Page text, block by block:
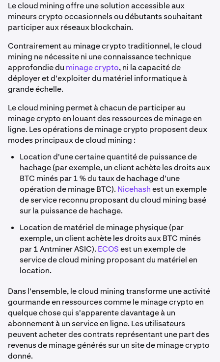
Le cloud mining offre une solution accessible aux
mineurs crypto occasionnels ou débutants souhaitant
participer aux réseaux blockchain.
Contrairement au minage crypto traditionnel, le cloud
mining ne nécessite ni une connaissance technique
approfondie du minage crypto, ni la capacité de
déployer et d'exploiter du matériel informatique à
grande échelle.
Le cloud mining permet à chacun de participer au
minage crypto en louant des ressources de minage en
ligne. Les opérations de minage crypto proposent deux
modes principaux de cloud mining :
Location d'une certaine quantité de puissance de
hachage (par exemple, un client achète les droits aux
BTC minés par 1 % du taux de hachage d'une
opération de minage BTC). Nicehashest un exemple
de service reconnu proposant du cloud mining basé
sur la puissance de hachage.
Location de matériel de minage physique (par
exemple, un client achète les droits aux BTC minés
par 1 Antminer ASIC). ECOSest un exemple de
service de cloud mining proposant du matériel en
location.
Dans l'ensemble, le cloud mining transforme une activité
gourmande en ressources comme le minage crypto en
quelque chose qui s'apparente davantage à un
abonnement à un service en ligne. Les utilisateurs
peuvent acheter des contrats représentant une part des
revenus de minage générés sur un site de minage crypto
donné.